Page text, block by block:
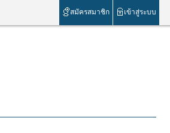
สมัครสมาชิก เข้าสู่ระบบ